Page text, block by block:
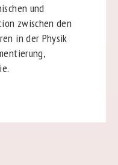
und
zwischen den
in der Physik